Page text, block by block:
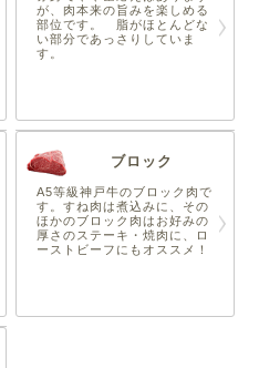
が、肉本来の旨みを楽しめる
部位です。 脂がほとんどな
い部分であっさりしていま
す。
ブロック
A5等級神戸牛のブロック肉で
す。すね肉は煮込みに、その
ほかのブロック肉はお好みの
厚さのステーキ・焼肉に、ロ
ーストビーフにもオススメ！